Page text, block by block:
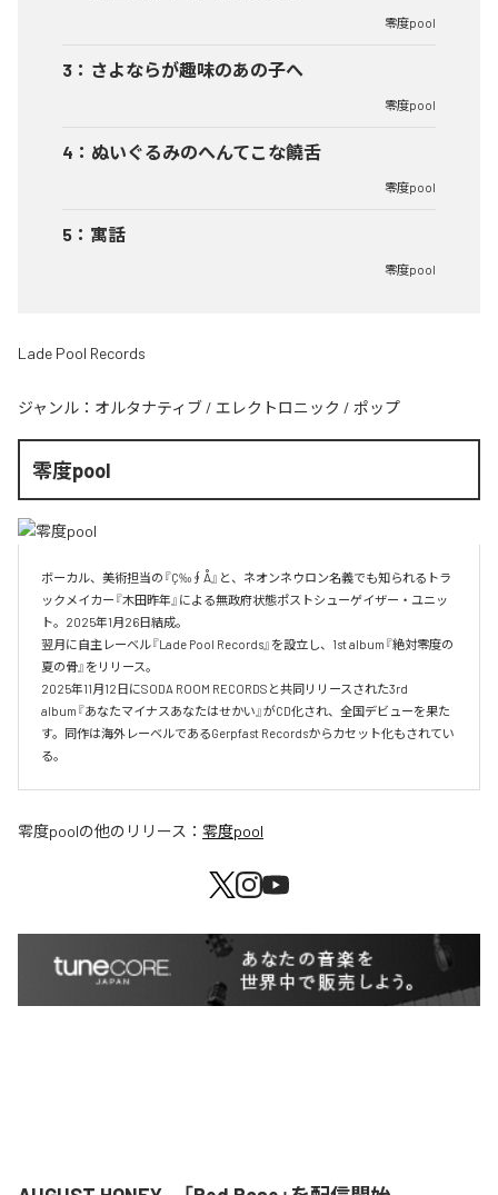
零度pool
3 ： さよならが趣味のあの子へ
零度pool
4 ： ぬいぐるみのへんてこな饒舌
零度pool
5 ： 寓話
零度pool
Lade Pool Records
ジャンル： オルタナティブ / エレクトロニック / ポップ
零度pool
ボーカル、美術担当の『Ç‰∮Å』と、ネオンネウロン名義でも知られるトラ
ックメイカー『木田昨年』による無政府状態ポストシューゲイザー・ユニッ
ト。2025年1月26日結成。
翌月に自主レーベル『Lade Pool Records』を設立し、1st album『絶対零度の
夏の骨』をリリース。
2025年11月12日にSODA ROOM RECORDSと共同リリースされた3rd
album『あなたマイナスあなたはせかい』がCD化され、全国デビューを果た
す。同作は海外レーベルであるGerpfast Recordsからカセット化もされてい
る。
零度poolの他のリリース： 零度pool